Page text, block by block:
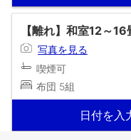
【離れ】和室12～
写真を見る
喫煙可
布団 5組
日付を入